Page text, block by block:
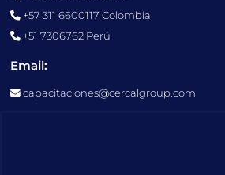
+57 311 6600117 Colombia
+51 7306762 Perú
Email:
capacitaciones@cercalgroup.com